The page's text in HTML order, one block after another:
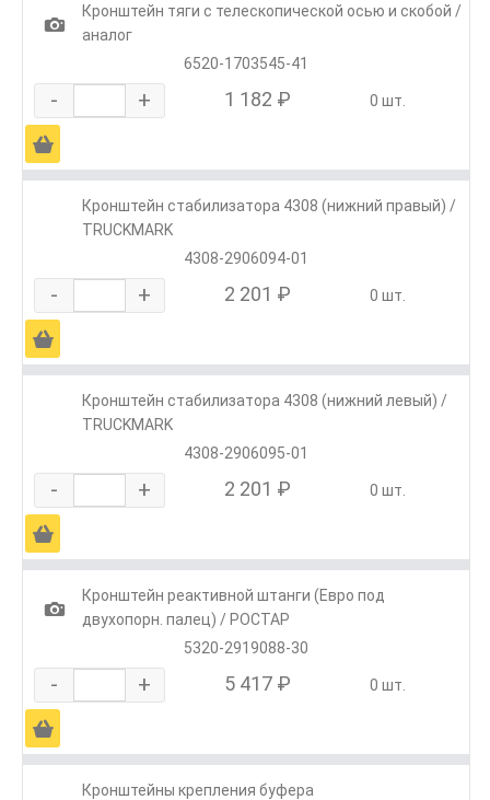
1
Кронштейн тяги с телескопической осью и скобой /
аналог
6520-1703545-41
- + 1 182 ₽ 0 шт.
Ä
Кронштейн стабилизатора 4308 (нижний правый) /
TRUCKMARK
4308-2906094-01
- + 2 201 ₽ 0 шт.
Ä
Кронштейн стабилизатора 4308 (нижний левый) /
TRUCKMARK
4308-2906095-01
- + 2 201 ₽ 0 шт.
Ä
1
Кронштейн реактивной штанги (Евро под
двухопорн. палец) / РОСТАР
5320-2919088-30
- + 5 417 ₽ 0 шт.
Ä
Кронштейны крепления буфера